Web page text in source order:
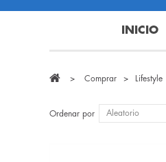
INICIO
> Comprar > Lifestyle
Ordenar por Aleatorio